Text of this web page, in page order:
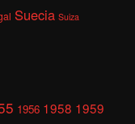
Suecia Suiza
1956 1958 1959